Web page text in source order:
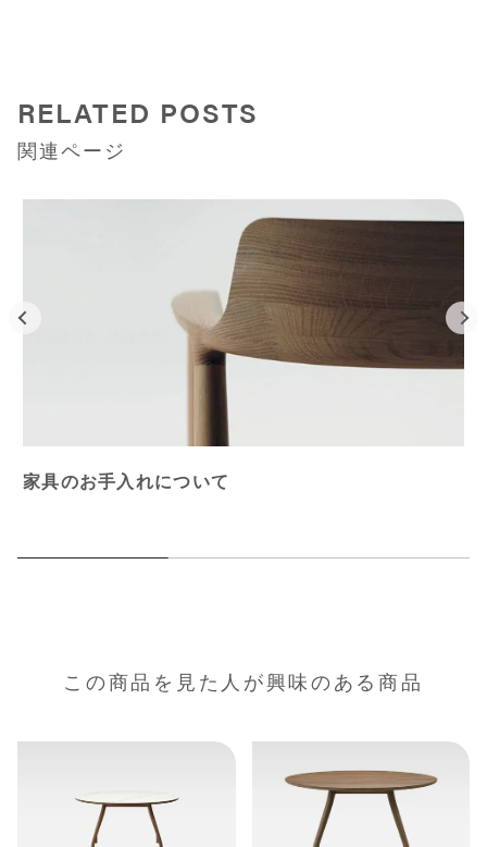
RELATED POSTS
関連ページ
家具のお手入れについて
この商品を見た人が興味のある商品